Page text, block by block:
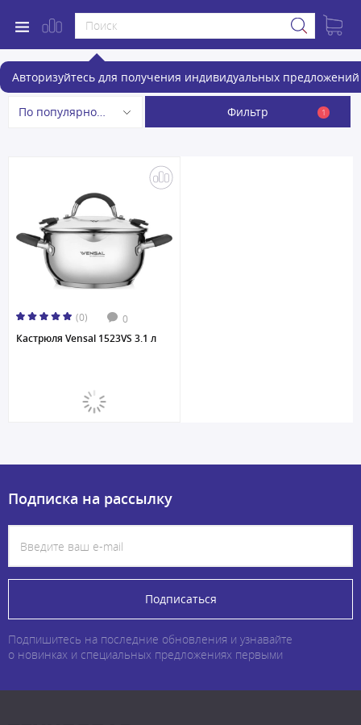
Авторизуйтесь для получения индивидуальных предложений
Кастрюли, сотейники
По популярности Фильтр 1
(0) 0
Кастрюля Vensal 1523VS 3.1 л
Подписка на рассылку
Подписаться
Подпишитесь на последние обновления и узнавайте
о новинках и специальных предложениях первыми